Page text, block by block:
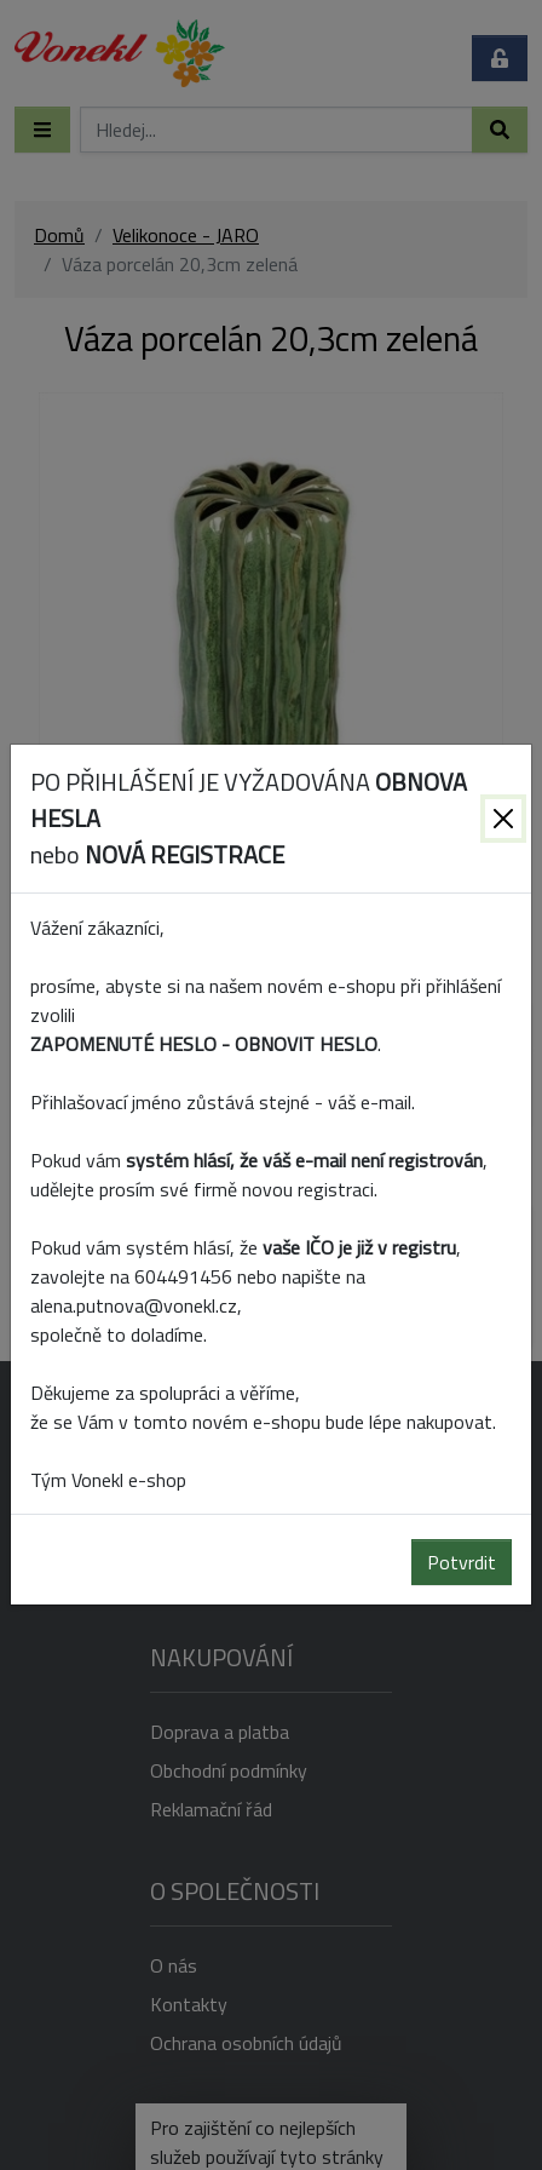
Domů
Velikonoce - JARO
Váza porcelán 20,3cm zelená
Váza porcelán 20,3cm zelená
Přidat k porovnání
Parametry
Barva
zelená
OTEVÍRACÍ DOBA
Po-Pá 6:00 - 19:00
NAKUPOVÁNÍ
Doprava a platba
Obchodní podmínky
Reklamační řád
O SPOLEČNOSTI
O nás
Kontakty
Ochrana osobních údajů
NEVÍTE SI RADY?
PO PŘIHLÁŠENÍ JE VYŽADOVÁNAOBNOVA
HESLA
nebo NOVÁ REGISTRACE
Vážení zákazníci,
prosíme, abyste si na našem novém e-shopu při přihlášení
zvolili
ZAPOMENUTÉ HESLO - OBNOVIT HESLO.
Přihlašovací jméno zůstává stejné - váš e-mail.
Pokud vám systém hlásí, že váš e-mail není registrován,
udělejte prosím své firmě novou registraci.
Pokud vám systém hlásí, že vaše IČO je již v registru,
zavolejte na 604491456 nebo napište na
alena.putnova@vonekl.cz,
společně to doladíme.
Děkujeme za spolupráci a věříme,
že se Vám v tomto novém e-shopu bude lépe nakupovat.
Tým Vonekl e-shop
Potvrdit
Pro zajištění co nejlepších
služeb používají tyto stránky